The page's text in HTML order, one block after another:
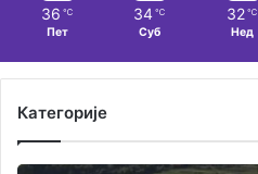
36 ℃
Пет
34 ℃
Суб
32 ℃
Нед
Категорије